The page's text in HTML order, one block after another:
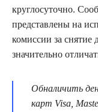
круглосуточно.
представлены на
комиссии за снятие
значительно
Обналичить
карт Visa,